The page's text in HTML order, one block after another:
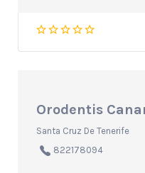
Orodentis
Santa Cruz De Tenerife
822178094